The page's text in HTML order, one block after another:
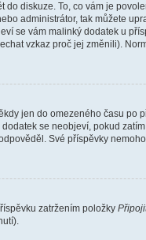
diskuze. To, co vám je
administrátor, tak můžete
se vám malinký dodatek u
vzkaz proč jej změnili).
jen do omezeného času po
se neobjeví, pokud
Své příspěvky
zatržením položky